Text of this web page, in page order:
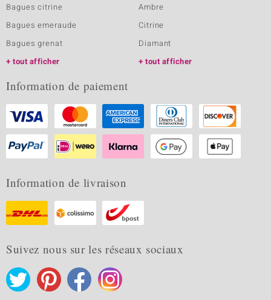
Bagues citrine
Bagues emeraude
Bagues grenat
tout afficher
Ambre
Citrine
Diamant
tout afficher
Information de paiement
Information de livraison
Suivez nous sur les réseaux sociaux